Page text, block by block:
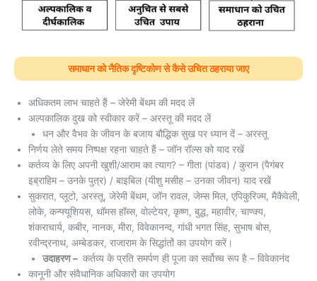
समाधान को नैतिक दृष्टिकोण से कैसे उचित ठहराया जाए
अधिकतम लाभ चाहते हैं – जेरेमी बेंथम की मदद लें
अल्पकालिक दुख को स्वीकार करें – अरस्तू की मदद लें
धन और वैभव के जीवन के बजाय बौद्धिक सुख पर ध्यान दें – अरस्तू
निर्णय लेते समय निष्पक्ष रहना चाहते हैं – जॉन रॉल्स को याद रखें
कर्तव्य के लिए अपनी खुशी/आराम का त्याग? – गीता (पांडव) / कुरान (पैगंबर
इब्राहिम – उनके पुत्र) / बाइबिल (यीशु मसीह – उनका जीवन) याद रखें
सुकरात, प्लूटो, अरस्तू, जेरेमी बेंथम, जॉन रावल, जेम्स मिल, एपिकुरिज्म, मैकैवेली,
लोके, कन्फ्यूशियस, थॉमस हॉब्स, वोल्टेयर, कृष्ण, बुद्ध, महावीर, चाण्क्य,
शंकराचार्य, कबीर, नानक, मीरा, विवेकानन्द, गांधी भगत सिंह, सुभाष बोस,
रवीन्द्रनाथ, अम्बेडकर, राजाराम के सिद्धांतों का उपयोग करें।
उदाहरण – कर्तव्य के प्रति समर्पण ही पूजा का सर्वोच्च रूप है – विवेकानंद
कानूनी और संवैधानिक अधिकारों का उपयोग